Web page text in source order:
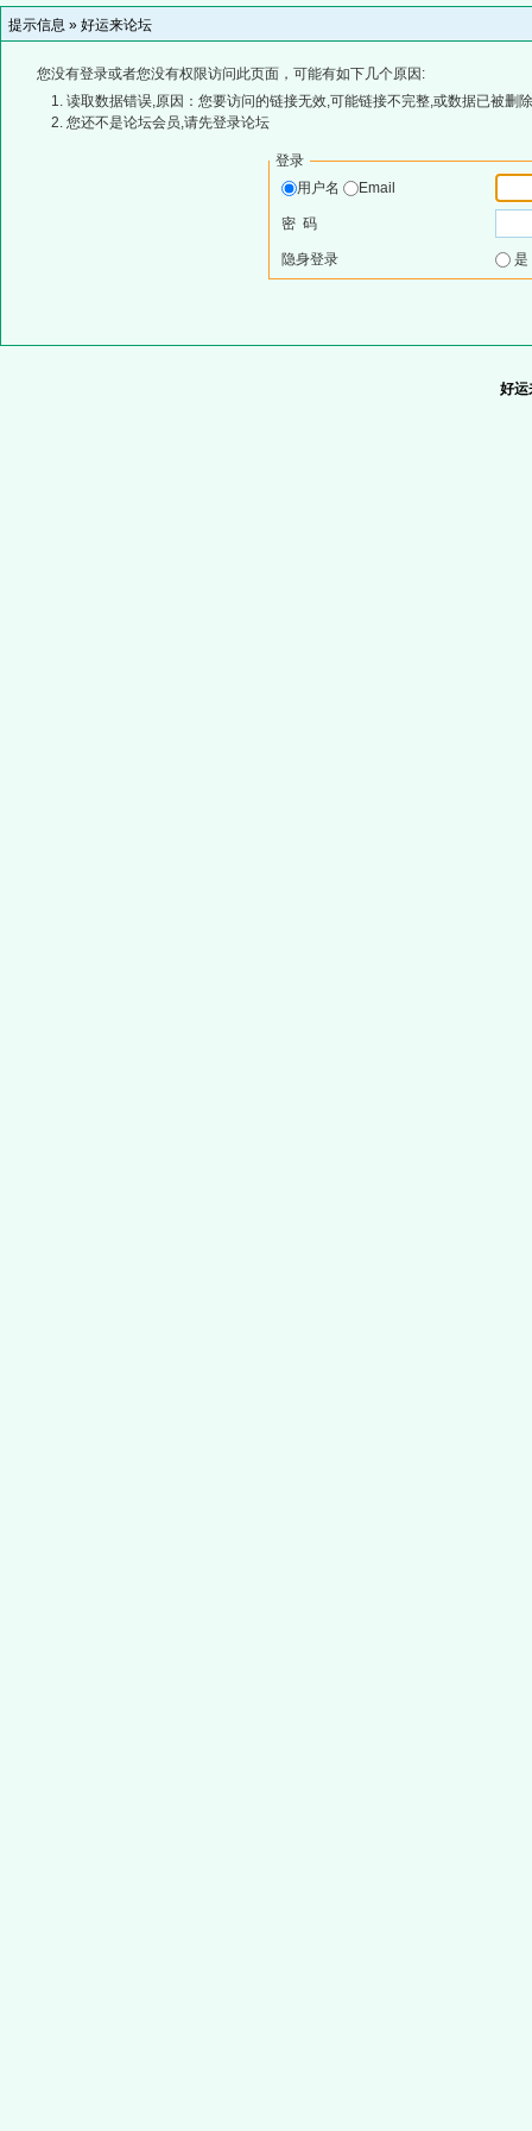
提示信息 » 好运来论坛
您没有登录或者您没有权限访问此页面，可能有如下几个原因:
读取数据错误,原因：您要访问的链接无效,可能链接不完整,或数据已被删
您还不是论坛会员,请先登录论坛
登录
用户名
Email
密 码
隐身登录
好